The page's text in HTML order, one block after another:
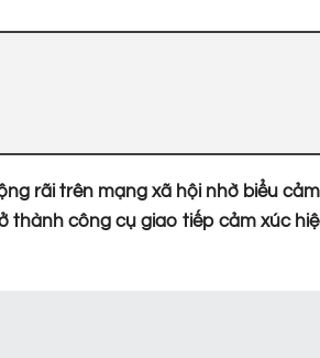
rãi trên mạng xã hội nhờ biểu
thành công cụ giao tiếp cảm xúc